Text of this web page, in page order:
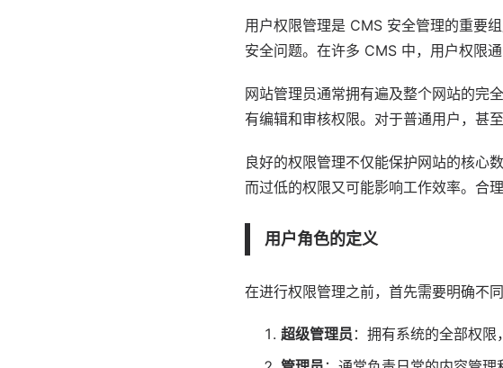
用户权限管理是 CMS 安全管理的重要
安全问题。在许多 CMS 中，用户权限
网站管理员通常拥有遍及整个网站的完
有编辑和审核权限。对于普通用户，甚
良好的权限管理不仅能保护网站的核心
而过低的权限又可能影响工作效率。合
用户角色的定义
在进行权限管理之前，首先需要明确不
超级管理员 ：拥有系统的全部权限